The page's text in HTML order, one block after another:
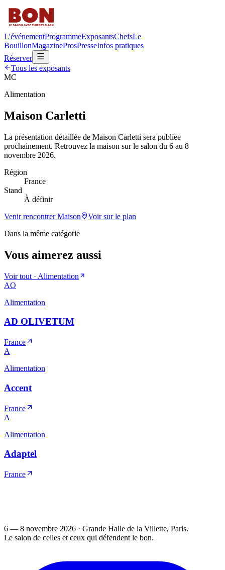
L'événementProgrammeExposantsChefsLe
BouillonMagazineProsPresseInfos pratiques
Réserver
Tous les exposants
MC
Alimentation
Maison Carletti
La présentation détaillée de Maison Carletti sera publiée
prochainement. Retrouvez la maison sur le salon du 6 au 8
novembre 2026.
Région
France
Stand
À définir
Venir rencontrerMaison
Voir sur le plan
Dans la même catégorie
Vous aimerez aussi
Voir tout · Alimentation
AO
Alimentation
AD OLIVETUM
France
A
Alimentation
Accent
France
A
Alimentation
Adaptel
France
6 — 8 novembre 2026 · Grande Halle de la Villette, Paris.
Le salon de celles et ceux qui défendent le bon.